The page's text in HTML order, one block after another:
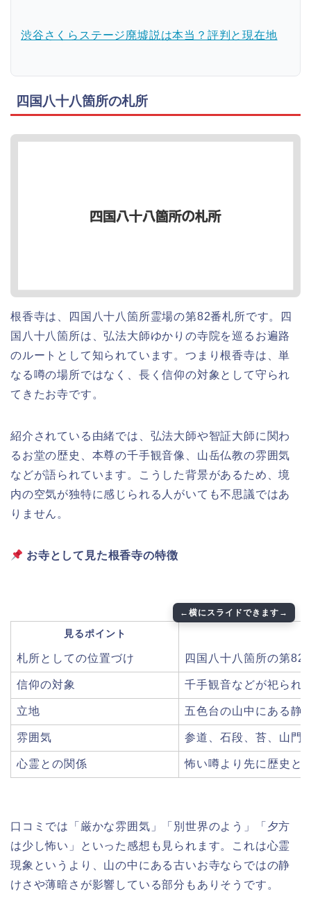
渋谷さくらステージ廃墟説は本当？評判と現在地
四国八十八箇所の札所
根香寺は、四国八十八箇所霊場の第82番札所です。四
国八十八箇所は、弘法大師ゆかりの寺院を巡るお遍路
のルートとして知られています。つまり根香寺は、単
なる噂の場所ではなく、長く信仰の対象として守られ
てきたお寺です。
紹介されている由緒では、弘法大師や智証大師に関わ
るお堂の歴史、本尊の千手観音像、山岳仏教の雰囲気
などが語られています。こうした背景があるため、境
内の空気が独特に感じられる人がいても不思議ではあ
りません。
お寺として見た根香寺の特徴
見るポイント
札所としての位置づけ 四国八十八箇所の第82
信仰の対象 千手観音などが祀られ
立地 五色台の山中にある静
雰囲気 参道、石段、苔、山門
心霊との関係 怖い噂より先に歴史と
口コミでは「厳かな雰囲気」「別世界のよう」「夕方
は少し怖い」といった感想も見られます。これは心霊
現象というより、山の中にある古いお寺ならではの静
けさや薄暗さが影響している部分もありそうです。